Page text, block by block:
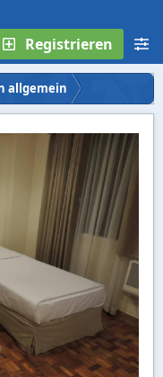
Registrieren
allgemein